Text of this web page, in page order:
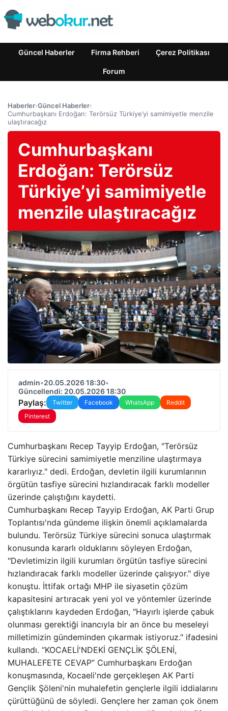
Güncel Haberler Firma Rehberi Çerez Politikası
Forum
Haberler›Güncel Haberler›
Cumhurbaşkanı Erdoğan: Terörsüz Türkiye’yi samimiyetle menzile
ulaştıracağız
Cumhurbaşkanı
Erdoğan: Terörsüz
Türkiye’yi samimiyetle
menzile ulaştıracağız
admin•20.05.2026 18:30•
Güncellendi: 20.05.2026 18:30
Paylaş: Twitter Facebook WhatsApp
Reddit
Pinterest
Cumhurbaşkanı Recep Tayyip Erdoğan, "Terörsüz
Türkiye sürecini samimiyetle menziline ulaştırmaya
kararlıyız." dedi. Erdoğan, devletin ilgili kurumlarının
örgütün tasfiye sürecini hızlandıracak farklı modeller
üzerinde çalıştığını kaydetti.
Cumhurbaşkanı Recep Tayyip Erdoğan, AK Parti Grup
Toplantısı'nda gündeme ilişkin önemli açıklamalarda
bulundu. Terörsüz Türkiye sürecini sonuca ulaştırmak
konusunda kararlı olduklarını söyleyen Erdoğan,
"Devletimizin ilgili kurumları örgütün tasfiye sürecini
hızlandıracak farklı modeller üzerinde çalışıyor." diye
konuştu. İttifak ortağı MHP ile siyasetin çözüm
kapasitesini artıracak yeni yol ve yöntemler üzerinde
çalıştıklarını kaydeden Erdoğan, "Hayırlı işlerde çabuk
olunması gerektiği inancıyla bir an önce bu meseleyi
milletimizin gündeminden çıkarmak istiyoruz." ifadesini
kullandı. “KOCAELİ'NDEKİ GENÇLİK ŞÖLENİ,
MUHALEFETE CEVAP” Cumhurbaşkanı Erdoğan
konuşmasında, Kocaeli'nde gerçekleşen AK Parti
Gençlik Şöleni'nin muhalefetin gençlerle ilgili iddialarını
çürüttüğünü de söyledi. Gençlere her zaman çok önem